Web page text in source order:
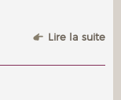
Lire la suite